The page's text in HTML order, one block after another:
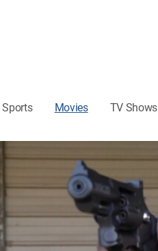
Sports Movies TV Shows